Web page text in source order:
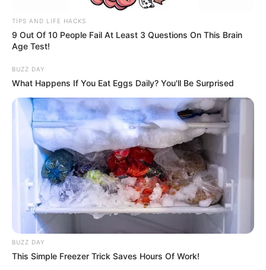
38 yaşlı kişi sevgilisinin evinə gəldi,qızına
100
TIPS AND LIFE HACKS
9 Out Of 10 People Fail At Least 3 Questions On This Brain
Age Test!
BUZZ DAY
What Happens If You Eat Eggs Daily? You'll Be Surprised
BUZZ DAY
This Simple Freezer Trick Saves Hours Of Work!